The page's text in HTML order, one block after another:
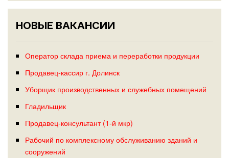
НОВЫЕ ВАКАНСИИ
Оператор склада приема и переработки продукции
Продавец-кассир г. Долинск
Уборщик производственных и служебных помещений
Гладильщик
Продавец-консультант (1-й мкр)
Рабочий по комплексному обслуживанию зданий и
сооружений